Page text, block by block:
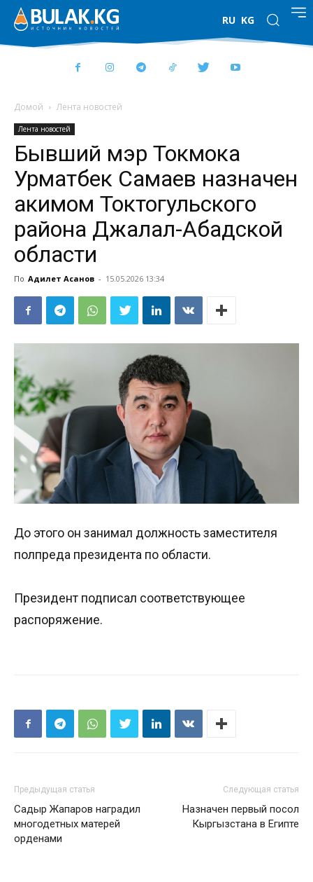
RU KG
Домой Лента новостей
Лента новостей
Бывший мэр Токмока
Урматбек Самаев назначен
акимом Токтогульского
района Джалал-Абадской
области
По Адилет Асанов - 15.05.2026 13:34
До этого он занимал должность заместителя
полпреда президента по области.
Президент подписал соответствующее
распоряжение.
Предыдущая статья
Садыр Жапаров наградил
многодетных матерей
орденами
Следующая статья
Назначен первый посол
Кыргызстана в Египте